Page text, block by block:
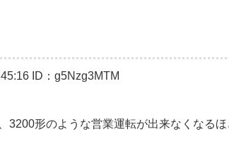
ID：g5Nzg3MTM
3200形のような営業運転が出来なくなる